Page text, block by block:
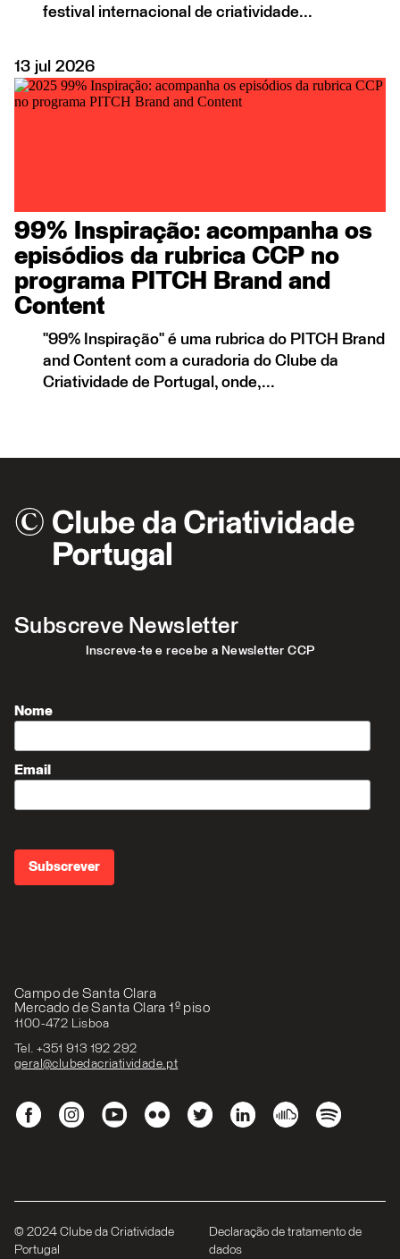
festival internacional de criatividade...
13 jul 2026
99% Inspiração: acompanha os
episódios da rubrica CCP no
programa PITCH Brand and
Content
"99% Inspiração" é uma rubrica do PITCH Brand
and Content com a curadoria do Clube da
Criatividade de Portugal, onde,...
Campo de Santa Clara
Mercado de Santa Clara 1º piso
1100-472 Lisboa
Tel. +351 913 192 292
geral@clubedacriatividade.pt
Subscreve Newsletter
Inscreve-te e recebe a Newsletter CCP
Nome
Email
© 2024 Clube da Criatividade
Portugal
Declaração de tratamento de
dados